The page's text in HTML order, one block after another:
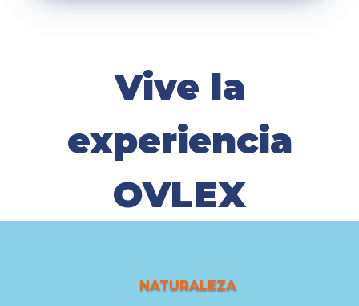
Vive la
experiencia
OVLEX
NATURALEZA